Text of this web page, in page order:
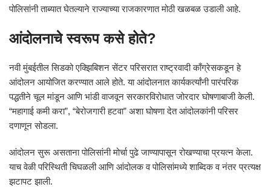
पोलिसांनी ताब्यात घेतल्याने राज्याच्या राजकारणात मोठी खळबळ उडाली आहे.
आंदोलनाचे स्वरूप कसे होते?
नवी मुंबईतील सिडको एक्झिबिशन सेंटर परिसरात राष्ट्रवादी काँग्रेसकडून हे
आंदोलन आयोजित करण्यात आले होते. या आंदोलनात कार्यकर्त्यांनी पारंपरिक
पद्धतीने चूल मांडून आणि भांडी वाजवून सरकारविरोधात जोरदार घोषणाबाजी केली.
“महागाई कमी करा”, “बेरोजगारी हटवा” अशा घोषणा देत आंदोलकांनी परिसर
दणाणून सोडला.
आंदोलन सुरू असताना पोलिसांनी मोर्चा पुढे जाण्यापासून रोखण्याचा प्रयत्न केला.
याच वेळी परिस्थिती चिघळली आणि आंदोलक व पोलिसांमध्ये शाब्दिक व नंतर प्रत्यक्ष
झटापट झाली.